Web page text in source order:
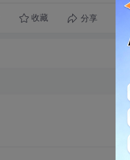
收藏 分享